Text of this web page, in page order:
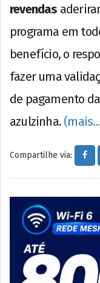
revendas
programa em
benefício, o
fazer uma
de pagamento
azulzinha.
Compartilhe via: